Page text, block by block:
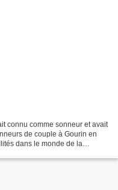
connu comme sonneur et avait
de couple à Gourin en
dans le monde de la